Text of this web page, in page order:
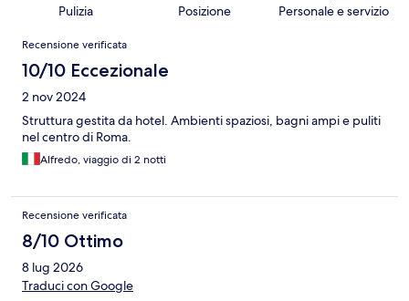
Pulizia Posizione Personale e servizio
Recensioni
Recensione verificata
10/10 Eccezionale
2 nov 2024
Struttura gestita da hotel. Ambienti spaziosi, bagni ampi e puliti
nel centro di Roma.
Alfredo, viaggio di 2 notti
Recensione verificata
8/10 Ottimo
8 lug 2026
Traduci con Google